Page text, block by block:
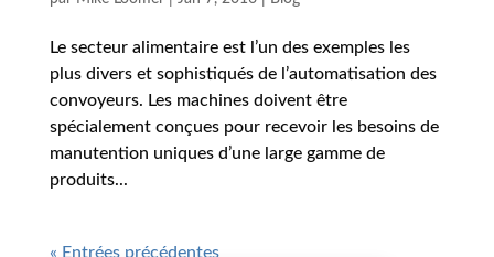
Le secteur alimentaire est l’un des exemples les
plus divers et sophistiqués de l’automatisation des
convoyeurs. Les machines doivent être
spécialement conçues pour recevoir les besoins de
manutention uniques d’une large gamme de
produits...
« Entrées précédentes